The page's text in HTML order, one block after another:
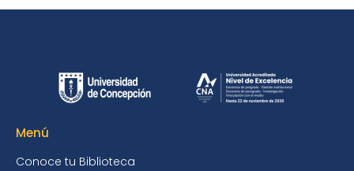
Menú
Conoce tu Biblioteca